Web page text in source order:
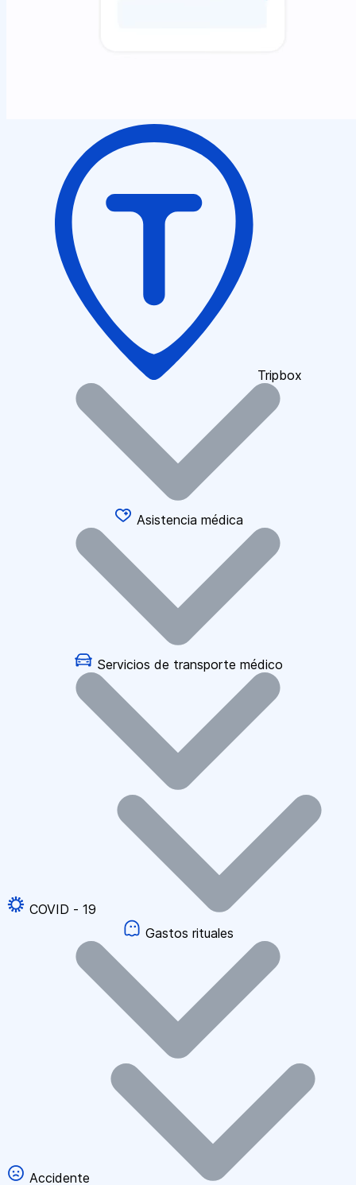
Tripbox
Asistencia médica
Servicios de transporte médico
COVID - 19
Gastos rituales
Accidente